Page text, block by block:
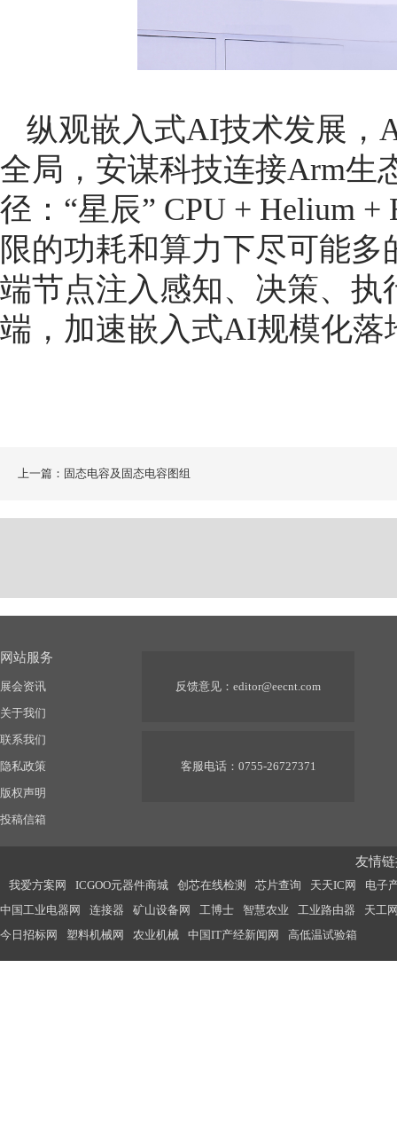
纵观嵌入式AI技术发展，
全局，安谋科技连接Arm生
径：“星辰” CPU + Helium
限的功耗和算力下尽可能
端节点注入感知、决策、
端，加速嵌入式AI规模化落
上一篇：固态电容及固态电容图组
网站服务
展会资讯
关于我们
联系我们
隐私政策
版权声明
投稿信箱
反馈意见： editor@eecnt.com
客服电话：0755-26727371
友情
我爱方案网 ICGOO元器件商城 创芯在线检测 芯片查询 天天IC网
电子
中国工业电器网
连接器 矿山设备网 工博士 智慧农业 工业路由器
天工
今日招标网
塑料机械网 农业机械 中国IT产经新闻网 高低温试验箱